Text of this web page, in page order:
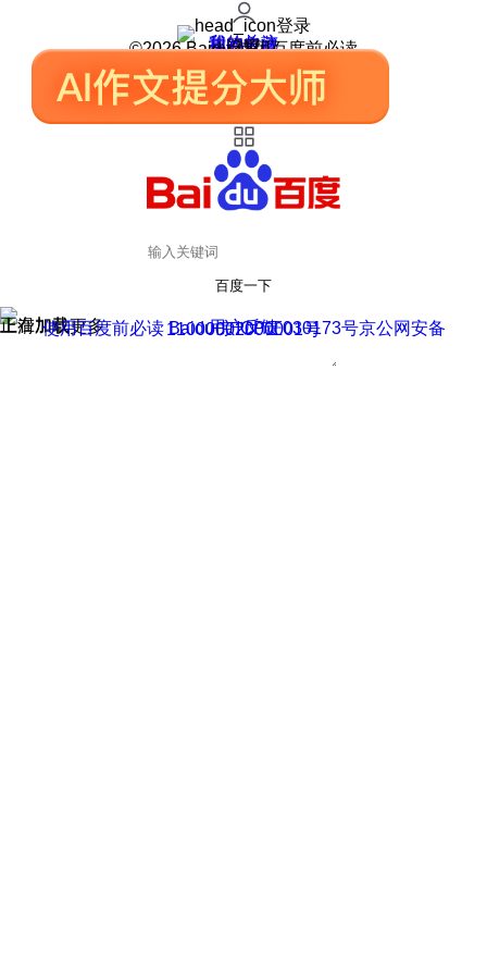
登录
我的关注
我的收藏
皮肤中心
用户反馈
设置
©2026 Baidu 使用百度前必读
百度一下
正在加载
上滑加载更多 用户反馈
使用百度前必读 Baidu 京ICP证030173号
京公网安备11000002000001号